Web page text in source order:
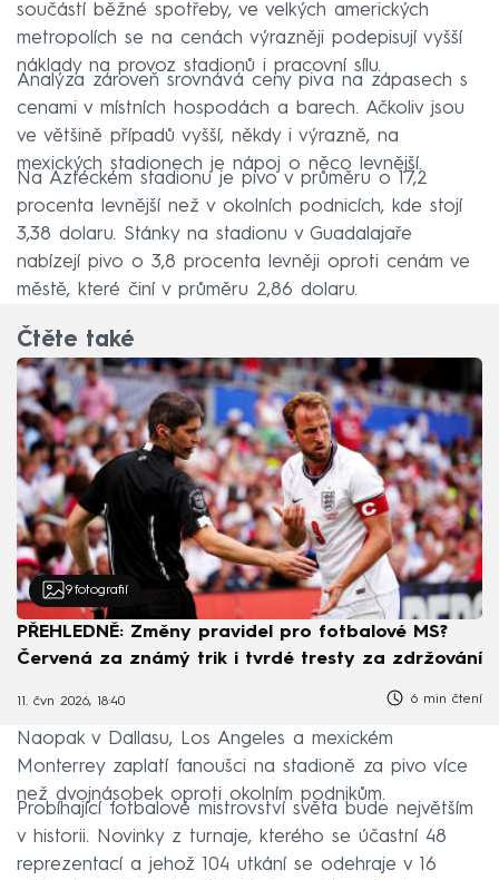
součástí běžné spotřeby, ve velkých amerických
metropolích se na cenách výrazněji podepisují vyšší
náklady na provoz stadionů i pracovní sílu.
Analýza zároveň srovnává ceny piva na zápasech s
cenami v místních hospodách a barech. Ačkoliv jsou
ve většině případů vyšší, někdy i výrazně, na
mexických stadionech je nápoj o něco levnější.
Na Aztéckém stadionu je pivo v průměru o 17,2
procenta levnější než v okolních podnicích, kde stojí
3,38 dolaru. Stánky na stadionu v Guadalajaře
nabízejí pivo o 3,8 procenta levněji oproti cenám ve
městě, které činí v průměru 2,86 dolaru.
Čtěte také
9 fotografií
PŘEHLEDNĚ: Změny pravidel pro fotbalové MS?
Červená za známý trik i tvrdé tresty za zdržování
11. čvn 2026, 18:40 6 min čtení
Naopak v Dallasu, Los Angeles a mexickém
Monterrey zaplatí fanoušci na stadioně za pivo více
než dvojnásobek oproti okolním podnikům.
Probíhající fotbalové mistrovství světa bude největším
v historii. Novinky z turnaje, kterého se účastní 48
reprezentací a jehož 104 utkání se odehraje v 16